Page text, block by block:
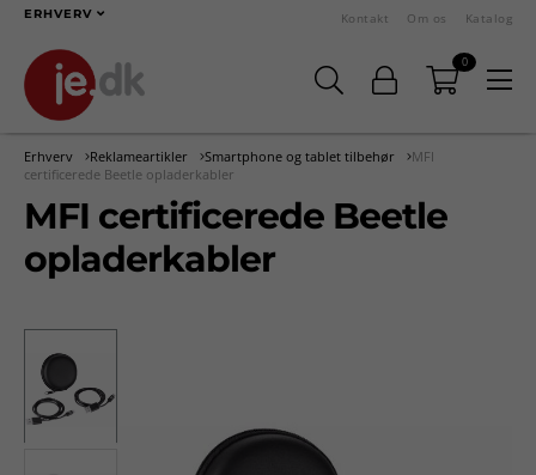
ERHVERV Kontakt Om os Katalog
0
Erhverv Reklameartikler Smartphone og tablet tilbehør
MFI
certificerede Beetle opladerkabler
MFI certificerede Beetle
opladerkabler